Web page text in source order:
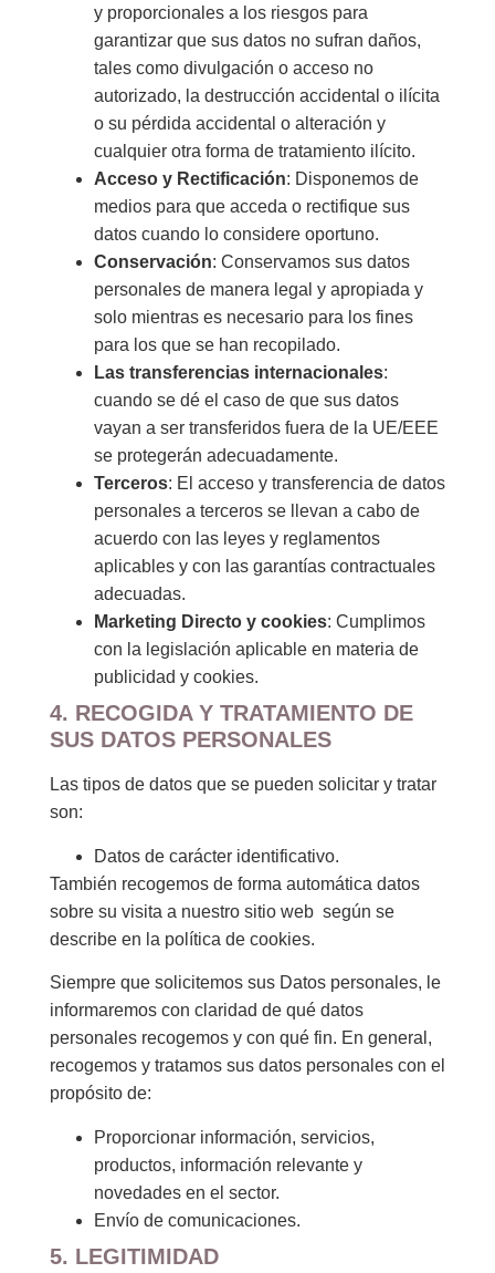
y proporcionales a los riesgos para
garantizar que sus datos no sufran daños,
tales como divulgación o acceso no
autorizado, la destrucción accidental o ilícita
o su pérdida accidental o alteración y
cualquier otra forma de tratamiento ilícito.
Acceso y Rectificación: Disponemos de
medios para que acceda o rectifique sus
datos cuando lo considere oportuno.
Conservación: Conservamos sus datos
personales de manera legal y apropiada y
solo mientras es necesario para los fines
para los que se han recopilado.
Las transferencias internacionales:
cuando se dé el caso de que sus datos
vayan a ser transferidos fuera de la UE/EEE
se protegerán adecuadamente.
Terceros: El acceso y transferencia de datos
personales a terceros se llevan a cabo de
acuerdo con las leyes y reglamentos
aplicables y con las garantías contractuales
adecuadas.
Marketing Directo y cookies: Cumplimos
con la legislación aplicable en materia de
publicidad y cookies.
4. RECOGIDA Y TRATAMIENTO DE
SUS DATOS PERSONALES
Las tipos de datos que se pueden solicitar y tratar
son:
Datos de carácter identificativo.
También recogemos de forma automática datos
sobre su visita a nuestro sitio web según se
describe en la política de cookies.
Siempre que solicitemos sus Datos personales, le
informaremos con claridad de qué datos
personales recogemos y con qué fin. En general,
recogemos y tratamos sus datos personales con el
propósito de:
Proporcionar información, servicios,
productos, información relevante y
novedades en el sector.
Envío de comunicaciones.
5. LEGITIMIDAD